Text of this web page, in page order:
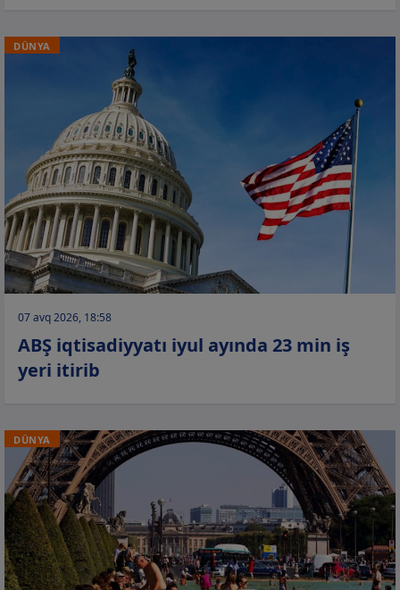
DÜNYA
07 avq 2026, 18:58
ABŞ iqtisadiyyatı iyul ayında 23 min iş
yeri itirib
DÜNYA